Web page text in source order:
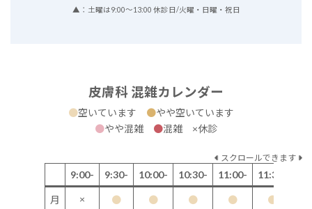
▲：土曜は9:00～13:00 休診日/火曜・日曜・祝日
皮膚科 混雑カレンダー
●空いています ●やや空いています
●やや混雑 ●混雑 ×休診
スクロールできます
9:00- 9:30- 10:00- 10:30- 11:00- 11:30-
月 × ● ● ● ● ●